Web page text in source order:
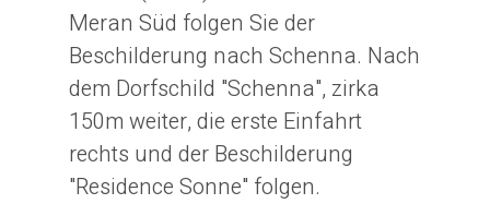
Meran Süd folgen Sie der
Beschilderung nach Schenna. Nach
dem Dorfschild "Schenna", zirka
150m weiter, die erste Einfahrt
rechts und der Beschilderung
"Residence Sonne" folgen.